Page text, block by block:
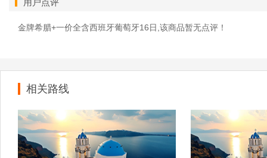
用户点评
金牌希腊+一价全含西班牙葡萄牙16日,该商品暂无点评！
相关路线